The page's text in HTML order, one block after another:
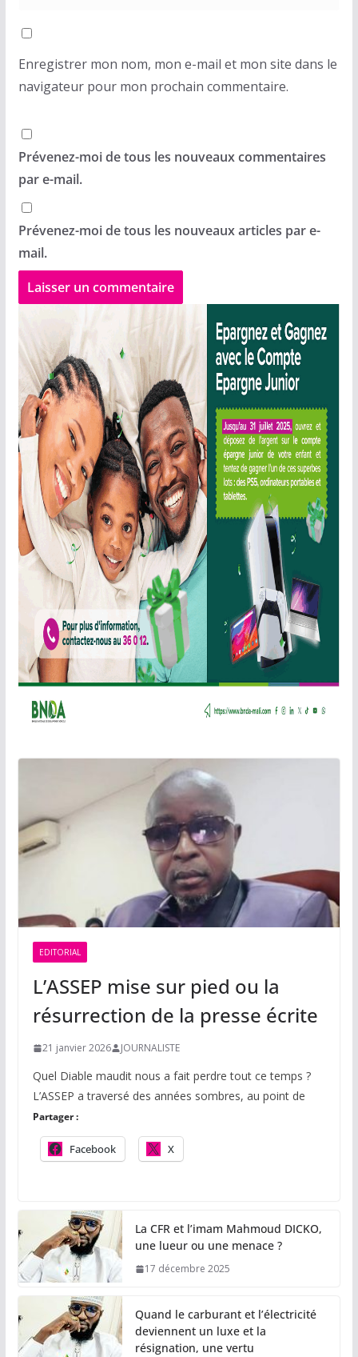
Enregistrer mon nom, mon e-mail et mon site dans le
navigateur pour mon prochain commentaire.
Prévenez-moi de tous les nouveaux commentaires
par e-mail.
Prévenez-moi de tous les nouveaux articles par e-
mail.
EDITORIAL
L’ASSEP mise sur pied ou la
résurrection de la presse écrite
21 janvier 2026 JOURNALISTE
Quel Diable maudit nous a fait perdre tout ce temps ?
L’ASSEP a traversé des années sombres, au point de
Partager :
Facebook X
La CFR et l’imam Mahmoud DICKO,
une lueur ou une menace ?
17 décembre 2025
Quand le carburant et l’électricité
deviennent un luxe et la
résignation, une vertu